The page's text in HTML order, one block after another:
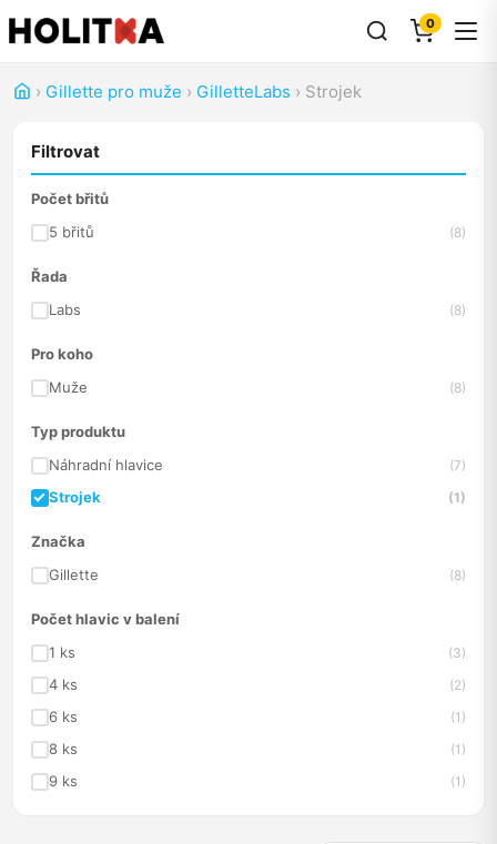
0
› Gillette pro muže › GilletteLabs › Strojek
Filtrovat
Počet břitů
5 břitů
(8)
Řada
Labs
(8)
Pro koho
Muže
(8)
Typ produktu
Náhradní hlavice
(7)
Strojek (1)
Značka
Gillette
(8)
Počet hlavic v balení
1 ks
(3)
4 ks (2)
6 ks (1)
8 ks (1)
9 ks (1)